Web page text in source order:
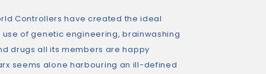
Controllers have created the ideal
of genetic engineering, brainwashing
drugs all its members are happy
seems alone harbouring an ill-defined